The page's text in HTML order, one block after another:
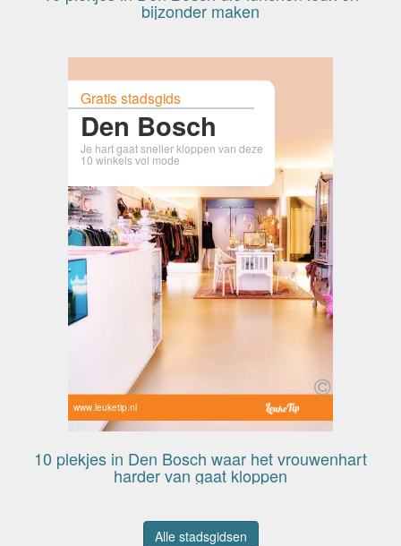
bijzonder maken
Gratis stadsgids
Den Bosch
Je hart gaat sneller kloppen van deze
10 winkels vol mode
www.leuketip.nl
10 plekjes in Den Bosch waar het vrouwenhart
harder van gaat kloppen
Alle stadsgidsen